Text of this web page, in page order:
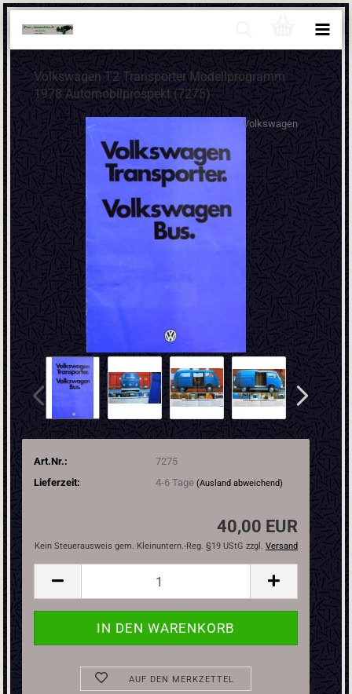
Volkswagen T2 Transporter Modellprogramm
1978 Automobilprospekt (7275)
Volkswagen
Art.Nr.:
7275
Lieferzeit:
4-6 Tage (Ausland abweichend)
40,00 EUR
Kein Steuerausweis gem. Kleinuntern.-Reg. §19 UStG zzgl. Versand
AUF DEN MERKZETTEL